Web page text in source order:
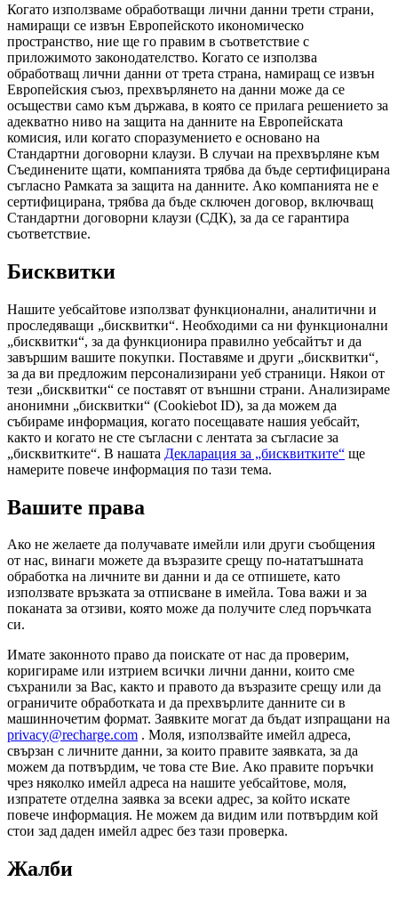
Когато използваме обработващи лични данни трети страни,
намиращи се извън Европейското икономическо
пространство, ние ще го правим в съответствие с
приложимото законодателство. Когато се използва
обработващ лични данни от трета страна, намиращ се извън
Европейския съюз, прехвърлянето на данни може да се
осъществи само към държава, в която се прилага решението за
адекватно ниво на защита на данните на Европейската
комисия, или когато споразумението е основано на
Стандартни договорни клаузи. В случаи на прехвърляне към
Съединените щати, компанията трябва да бъде сертифицирана
съгласно Рамката за защита на данните. Ако компанията не е
сертифицирана, трябва да бъде сключен договор, включващ
Стандартни договорни клаузи (СДК), за да се гарантира
съответствие.
Бисквитки
Нашите уебсайтове използват функционални, аналитични и
проследяващи „бисквитки“. Необходими са ни функционални
„бисквитки“, за да функционира правилно уебсайтът и да
завършим вашите покупки. Поставяме и други „бисквитки“,
за да ви предложим персонализирани уеб страници. Някои от
тези „бисквитки“ се поставят от външни страни. Анализираме
анонимни „бисквитки“ (Cookiebot ID), за да можем да
събираме информация, когато посещавате нашия уебсайт,
както и когато не сте съгласни с лентата за съгласие за
„бисквитките“. В нашата Декларация за „бисквитките“ ще
намерите повече информация по тази тема.
Вашите права
Ако не желаете да получавате имейли или други съобщения
от нас, винаги можете да възразите срещу по-нататъшната
обработка на личните ви данни и да се отпишете, като
използвате връзката за отписване в имейла. Това важи и за
поканата за отзиви, която може да получите след поръчката
си.
Имате законното право да поискате от нас да проверим,
коригираме или изтрием всички лични данни, които сме
съхранили за Вас, както и правото да възразите срещу или да
ограничите обработката и да прехвърлите данните си в
машинночетим формат. Заявките могат да бъдат изпращани на
privacy@recharge.com . Моля, използвайте имейл адреса,
свързан с личните данни, за които правите заявката, за да
можем да потвърдим, че това сте Вие. Ако правите поръчки
чрез няколко имейл адреса на нашите уебсайтове, моля,
изпратете отделна заявка за всеки адрес, за който искате
повече информация. Не можем да видим или потвърдим кой
стои зад даден имейл адрес без тази проверка.
Жалби